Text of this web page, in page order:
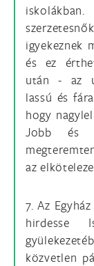
igyekeznek
és ez
után - az
lassú és
hogy
Jobb és
az
7. Az
hirdesse
közvetlen